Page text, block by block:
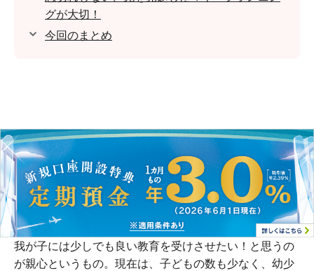
グが大切！
今回のまとめ
我が子には少しでも良い教育を受けさせたい！と思うの
が親心というもの。現在は、子どもの数も少なく、幼少